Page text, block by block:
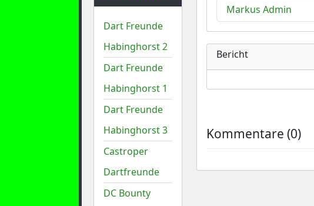
Dart Freunde
Habinghorst 2
Dart Freunde
Habinghorst 1
Dart Freunde
Habinghorst 3
Castroper
Dartfreunde
DC Bounty
Markus Admin
Bericht
Kommentare (0)